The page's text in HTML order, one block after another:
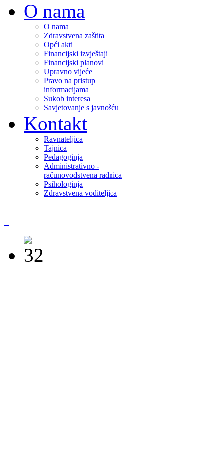
O nama
O nama
Zdravstvena zaštita
Opći akti
Financijski izvještaji
Financijski planovi
Upravno vijeće
Pravo na pristup
informacijama
Sukob interesa
Savjetovanje s javnošću
Kontakt
Ravnateljica
Tajnica
Pedagoginja
Administrativno -
računovodstvena radnica
Psihologinja
Zdravstvena voditeljica